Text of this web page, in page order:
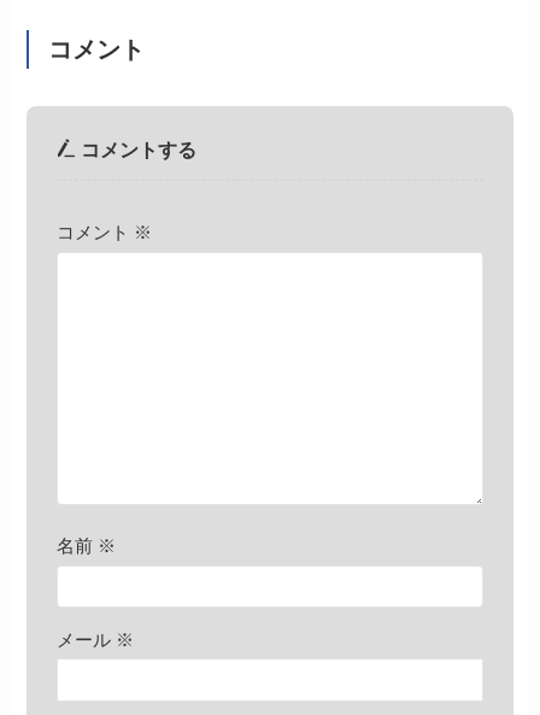
コメント
コメントする
コメント ※
名前 ※
メール ※